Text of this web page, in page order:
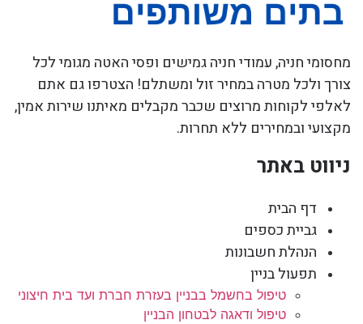
מחסומי חניה, עמודי חניה גמישים ופסי האטה מגומי לכל
צורך ולכל מטרה במחיר זול ומשתלם! הצטרפו גם אתם
לאלפי לקוחות מרוצים שכבר מקבלים מאיתנו שירות אמין,
מקצועי ובמחירים ללא תחרות.
ניווט באתר
דף הבית
גביית כספים
הנהלת חשבונות
תפעול בניין
טיפול בחשמל בבניין בעזרת חברת ועד בית חיצוני
טיפול ודאגה לבטחון הבניין